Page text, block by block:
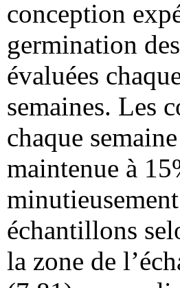
conception
germination
évaluées
semaines. Les
chaque
maintenue à
échantillons
la zone de